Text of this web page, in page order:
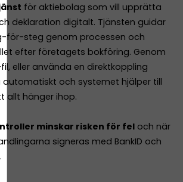
för aktiebolag som vill upprätta
deklaration digitalt. Tjänsten guidar
för-steg genom processen och
efter företagets bokföring. Genom
eller använda en direktkoppling
och systemet hjälper till
allt hänger ihop.
minskar risken för fel och när
signeras med BankID och